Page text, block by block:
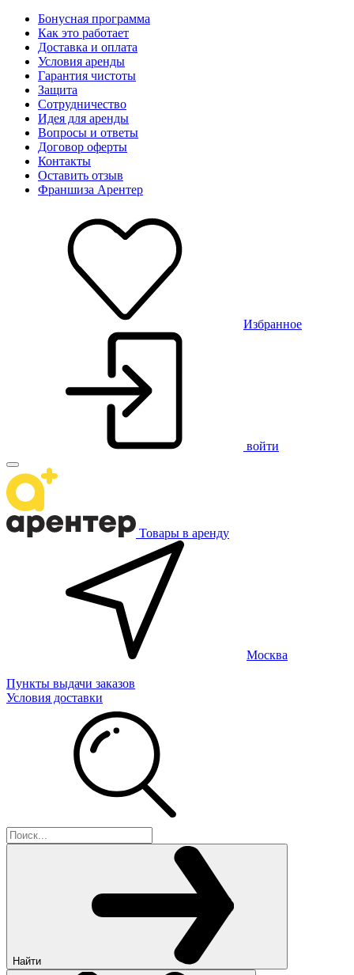
Бонусная программа
Как это работает
Доставка и оплата
Условия аренды
Гарантия чистоты
Защита
Сотрудничество
Идея для аренды
Вопросы и ответы
Договор оферты
Контакты
Оставить отзыв
Франшиза Арентер
Избранное
войти
Товары в аренду
Москва
Пункты выдачи заказов
Условия доставки
Найти